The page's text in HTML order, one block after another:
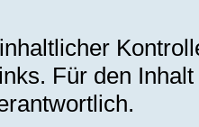
Für den